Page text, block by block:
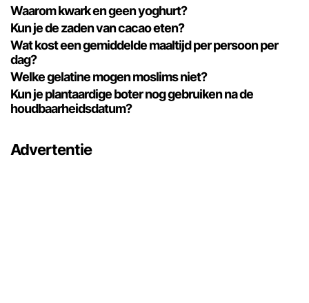
Waarom kwark en geen yoghurt?
Kun je de zaden van cacao eten?
Wat kost een gemiddelde maaltijd per persoon per
dag?
Welke gelatine mogen moslims niet?
Kun je plantaardige boter nog gebruiken na de
houdbaarheidsdatum?
Advertentie